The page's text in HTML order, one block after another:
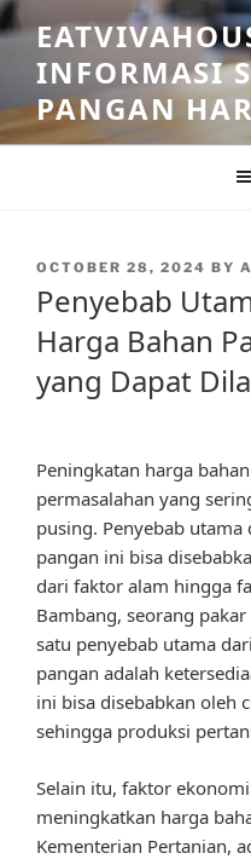
Skip
to
contentINFORMASI
PANGAN
POSTED
OCTOBER 28, 2024 BY
Penyebab
Harga Bahan
yang Dapat
Peningkatan harga
permasalahan yang
pusing. Penyebab
pangan ini bisa
dari faktor alam hingga
Bambang, seorang
satu penyebab utama
pangan adalah
ini bisa disebabkan oleh
sehingga produksi
Selain itu, faktor
meningkatkan harga
Kementerian Pertanian,